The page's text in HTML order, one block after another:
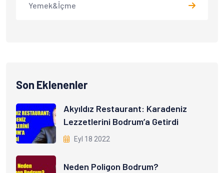
Yemek&İçme
Son Eklenenler
Akyıldız Restaurant: Karadeniz
Lezzetlerini Bodrum’a Getirdi
Eyl 18 2022
Neden Poligon Bodrum?